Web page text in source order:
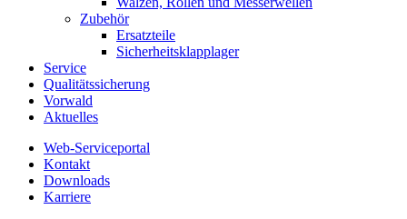
Zubehör
Ersatzteile
Sicherheitsklapplager
Service
Qualitätssicherung
Vorwald
Aktuelles
Web-Serviceportal
Kontakt
Downloads
Karriere